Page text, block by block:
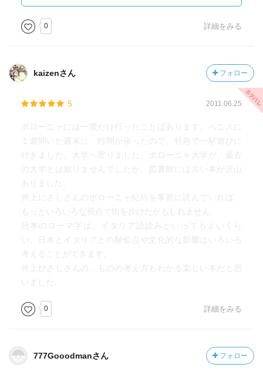
本当の「発展」とは「豊かさ」とはなにか、考えされられ
ます。
ボローニャで生まれ、育ち、街と共に生きて、そしてそこ
で死んでいく覚悟の人たちだからこそ言えることなんだよ
なぁと思う。がむしゃらな経済成長は「国家」が目指すイ
デアにすぎず、それぞれの都市に帰属する人民にとっての
0 詳細をみる
kaizenさん フォロー
5 2011.06.25
ボローニャには一度だけ行ったことばあります。ベニスに
１週間いた週末に、時間が余ったので、特急で一駅遊びに
行きました。大学へ寄りました。ボローニャ大学が、最古
の大学とは知りませんでしたが、図書館には古い本が沢山
ありました。
井上にさしさんのボローニャ紀行を事前に読んでいれば、
もっといろいろな視点で街を歩けたかもしれません。
日本のローマ字は、イタリア語読みといってもよいくら
い、日本とイタリアとの類似点や文化的な影響はいろいろ
考えることができます。
井上ひさしさんの、ものの考え方もわかる楽しい本だと思
いました。
0 詳細をみる
777Gooodmanさん フォロー